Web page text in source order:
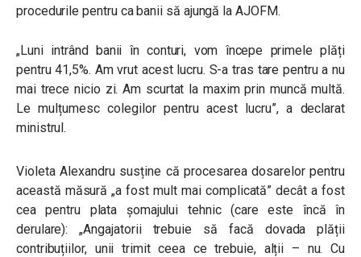
procedurile pentru ca banii să ajungă la AJOFM.
„Luni intrând banii în conturi, vom începe primele plăți
pentru 41,5%. Am vrut acest lucru. S-a tras tare pentru a nu
mai trece nicio zi. Am scurtat la maxim prin muncă multă.
Le mulțumesc colegilor pentru acest lucru”, a declarat
ministrul.
Violeta Alexandru susține că procesarea dosarelor pentru
această măsură „a fost mult mai complicată” decât a fost
cea pentru plata șomajului tehnic (care este încă în
derulare): „Angajatorii trebuie să facă dovada plății
contribuțiilor, unii trimit ceea ce trebuie, alții – nu. Cu